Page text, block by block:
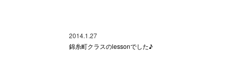
2014.1.27
錦糸町クラスのlessonでした♪